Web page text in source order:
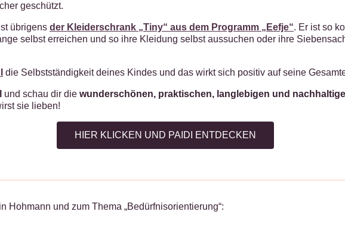
geschützt.
übrigens der Kleiderschrank „Tiny“ aus dem Programm „Eefje“. Er ist so
selbst erreichen und so ihre Kleidung selbst aussuchen oder ihre
die Selbstständigkeit deines Kindes und das wirkt sich positiv auf seine
und schau dir die wunderschönen, praktischen, langlebigen und
sie lieben!
HIER KLICKEN UND PAIDI ENTDECKEN
Hohmann und zum Thema „Bedürfnisorientierung“: